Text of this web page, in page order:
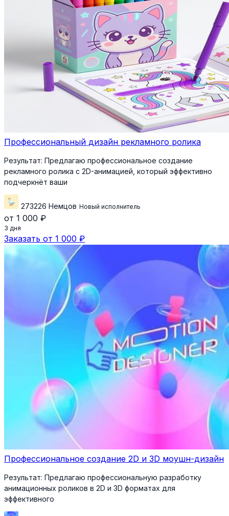
Профессиональный дизайн рекламного ролика
Результат: Предлагаю профессиональное создание
рекламного ролика с 2D-анимацией, который эффективно
подчеркнёт ваши
273226 Немцов Новый исполнитель
от 1 000 ₽
3 дня
Заказать от 1 000 ₽
Профессиональное создание 2D и 3D моушн-дизайн
Результат: Предлагаю профессиональную разработку
анимационных роликов в 2D и 3D форматах для
эффективного